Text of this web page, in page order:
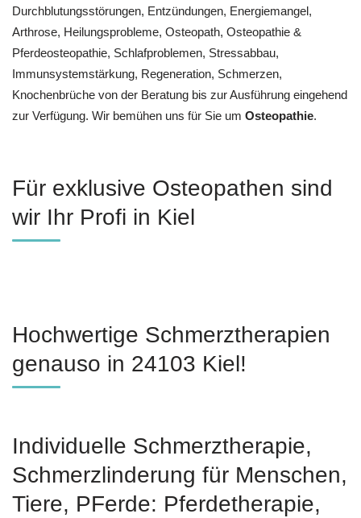
Durchblutungsstörungen, Entzündungen, Energiemangel,
Arthrose, Heilungsprobleme, Osteopath, Osteopathie &
Pferdeosteopathie, Schlafproblemen, Stressabbau,
Immunsystemstärkung, Regeneration, Schmerzen,
Knochenbrüche von der Beratung bis zur Ausführung eingehend
zur Verfügung. Wir bemühen uns für Sie um Osteopathie.
Für exklusive Osteopathen sind
wir Ihr Profi in Kiel
Hochwertige Schmerztherapien
genauso in 24103 Kiel!
Individuelle Schmerztherapie,
Schmerzlinderung für Menschen,
Tiere, PFerde: Pferdetherapie,